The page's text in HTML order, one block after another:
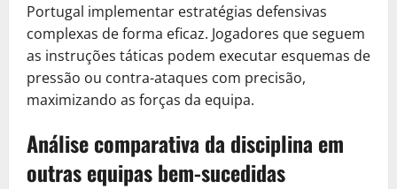
Portugal implementar estratégias defensivas
complexas de forma eficaz. Jogadores que seguem
as instruções táticas podem executar esquemas de
pressão ou contra-ataques com precisão,
maximizando as forças da equipa.
Análise comparativa da disciplina em
outras equipas bem-sucedidas